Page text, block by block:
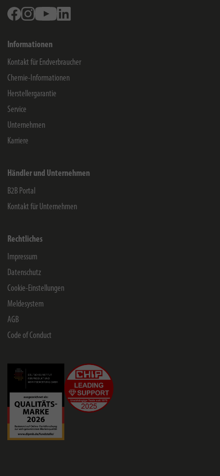
FacebookInstagramYoutube
Informationen
Kontakt für Endverbraucher
Chemie-Informationen
Herstellergarantie
Service
Unternehmen
Karriere
Händler und Unternehmen
B2B Portal
Kontakt für Unternehmen
Rechtliches
Impressum
Datenschutz
Cookie-Einstellungen
Meldesystem
AGB
Code of Conduct